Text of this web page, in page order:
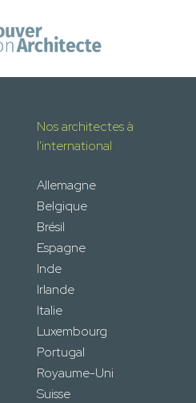
Nos architectes à
l'international
Allemagne
Belgique
Brésil
Espagne
Inde
Irlande
Italie
Luxembourg
Portugal
Royaume-Uni
Suisse